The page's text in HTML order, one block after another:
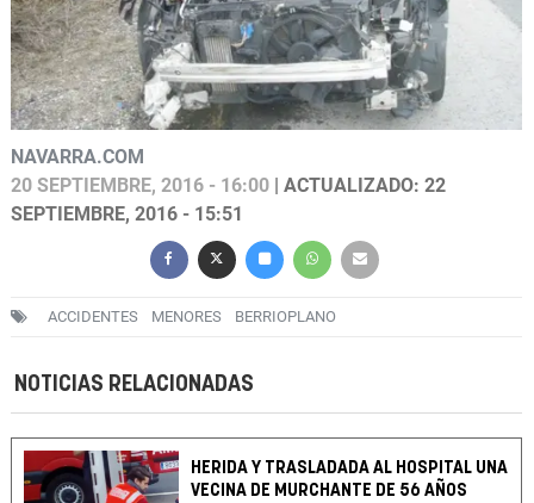
NAVARRA.COM
20 SEPTIEMBRE, 2016 - 16:00 | ACTUALIZADO: 22
SEPTIEMBRE, 2016 - 15:51
ACCIDENTES MENORES BERRIOPLANO
NOTICIAS RELACIONADAS
HERIDA Y TRASLADADA AL HOSPITAL UNA
VECINA DE MURCHANTE DE 56 AÑOS